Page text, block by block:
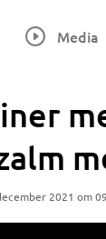
Media
2021 om